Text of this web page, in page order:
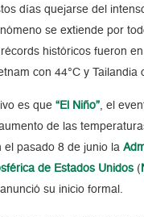
días quejarse del
se extiende por
históricos fueron
con 44°C y Tailandia
es que“El Niño”, el
de las
el pasado 8 de junio la
de Estados Unidos (
su inicio formal.